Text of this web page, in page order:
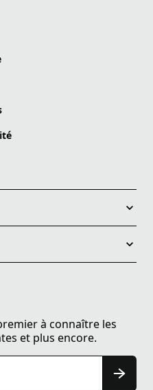
à connaître les
et plus encore.